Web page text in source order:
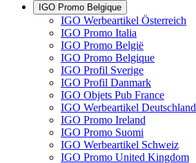
IGO Promo Belgique
IGO Werbeartikel Österreich
IGO Promo Italia
IGO Promo België
IGO Promo Belgique
IGO Profil Sverige
IGO Profil Danmark
IGO Objets Pub France
IGO Werbeartikel Deutschland
IGO Promo Ireland
IGO Promo Suomi
IGO Werbeartikel Schweiz
IGO Promo United Kingdom